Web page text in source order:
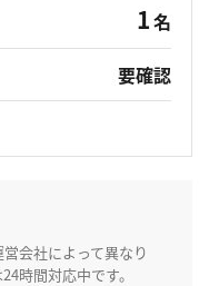
1名
要確認
会社によって異なり
時間対応中です。